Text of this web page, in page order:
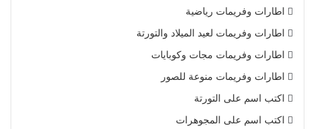
اطارات وفريمات رياضية
اطارات وفريمات لعيد الميلاد والتورتة
اطارات وفريمات مجات وكوبايات
اطارات وفريمات منوعة للصور
اكتب اسم على التورتة
اكتب اسم على المجوهرات